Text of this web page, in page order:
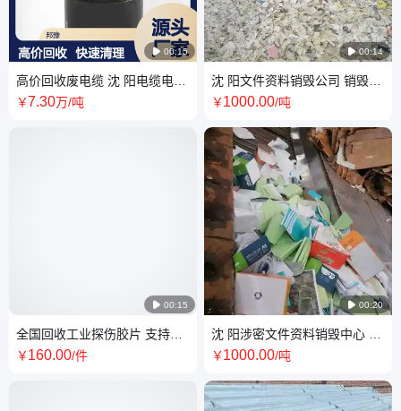
 00:15
高价回收废电缆 沈 阳电缆电线
收购厂家 工地线缆清理
￥7.30万/吨
 00:15
全国回收工业探伤胶片 支持物
流快递发货 诚信经营放心合作
￥160.00/件
 00:14
沈 阳文件资料销毁公司 销毁过
程严谨 操作透明 全程监控更放
￥1000.00/吨
 00:20
沈 阳涉密文件资料销毁中心 流
程清晰 全程专人专车负责 实时
￥1000.00/吨